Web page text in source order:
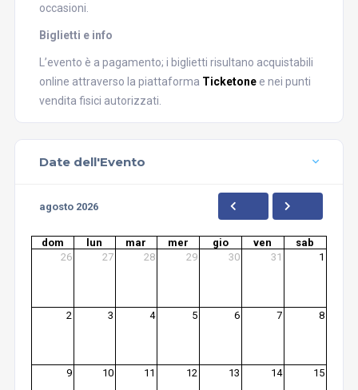
occasioni.
Biglietti e info
L’evento è a pagamento; i biglietti risultano acquistabili
online attraverso la piattaforma Ticketone e nei punti
vendita fisici autorizzati.
Date dell'Evento
agosto 2026
dom lun mar mer gio ven
sab
26
27 28 29 30 31 1
2 3 4 5 6 7 8
9 10 11 12 13 14 15